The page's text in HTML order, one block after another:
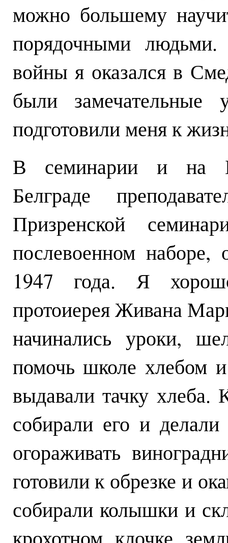
можно большему
порядочными
войны я оказался в
были замечательные
подготовили меня к
В семинарии и на
Белграде
Призренской
послевоенном наборе,
1947 года. Я
протоиерея Живана
начинались уроки,
помочь школе хлебом
выдавали тачку хлеба.
собирали его и
огораживать
готовили к обрезке и
собирали колышки и